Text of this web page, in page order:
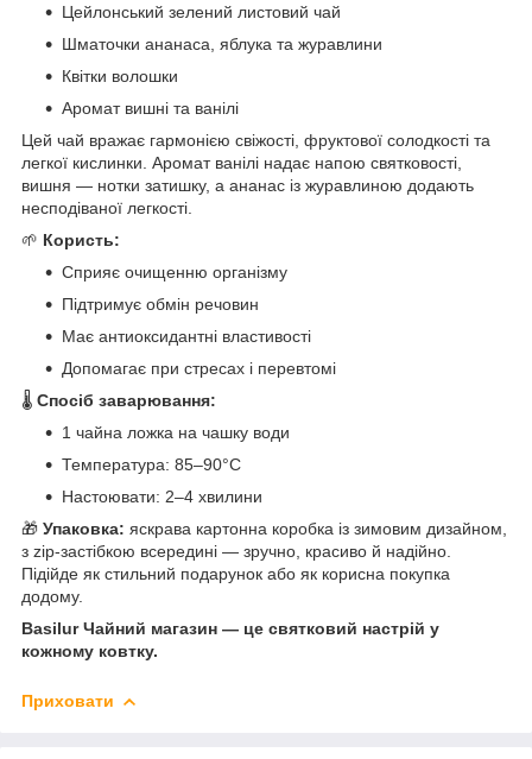
Цейлонський зелений листовий чай
Шматочки ананаса, яблука та журавлини
Квітки волошки
Аромат вишні та ванілі
Цей чай вражає гармонією свіжості, фруктової солодкості та
легкої кислинки. Аромат ванілі надає напою святковості,
вишня — нотки затишку, а ананас із журавлиною додають
несподіваної легкості.
🌱 Користь:
Сприяє очищенню організму
Підтримує обмін речовин
Має антиоксидантні властивості
Допомагає при стресах і перевтомі
🌡️ Спосіб заварювання:
1 чайна ложка на чашку води
Температура: 85–90°C
Настоювати: 2–4 хвилини
🎁 Упаковка: яскрава картонна коробка із зимовим дизайном,
з zip-застібкою всередині — зручно, красиво й надійно.
Підійде як стильний подарунок або як корисна покупка
додому.
Basilur Чайний магазин — це святковий настрій у
кожному ковтку.
Приховати